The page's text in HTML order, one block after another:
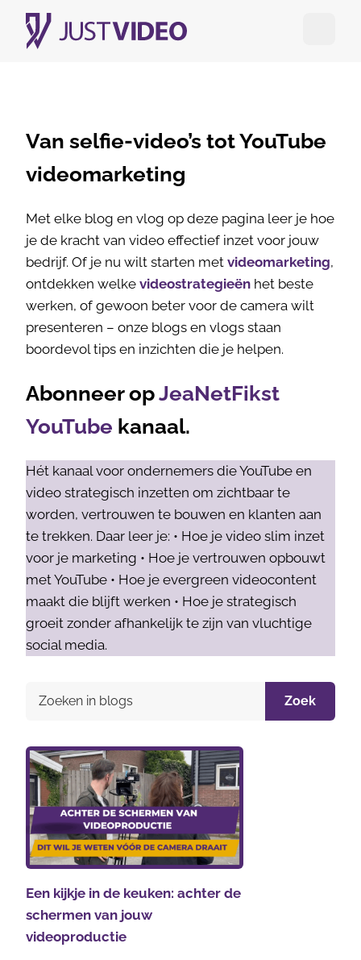
Van selfie-video’s tot YouTube
videomarketing
Met elke blog en vlog op deze pagina leer je hoe
je de kracht van video effectief inzet voor jouw
bedrijf. Of je nu wilt starten met videomarketing,
ontdekken welke videostrategieën het beste
werken, of gewoon beter voor de camera wilt
presenteren – onze blogs en vlogs staan
boordevol tips en inzichten die je helpen.
Abonneer opJeaNetFikst
YouTube kanaal.
Hét kanaal voor ondernemers die YouTube en
video strategisch inzetten om zichtbaar te
worden, vertrouwen te bouwen en klanten aan
te trekken. Daar leer je: • Hoe je video slim inzet
voor je marketing • Hoe je vertrouwen opbouwt
met YouTube • Hoe je evergreen videocontent
maakt die blijft werken • Hoe je strategisch
groeit zonder afhankelijk te zijn van vluchtige
social media.
Zoek
Een kijkje in de keuken: achter de
schermen van jouw
videoproductie